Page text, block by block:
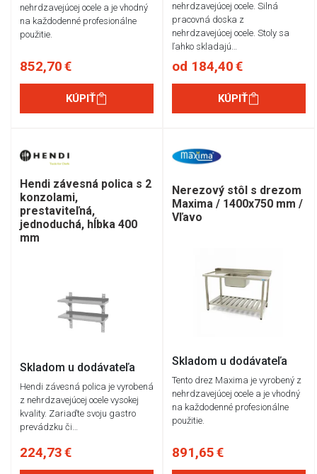
nehrdzavejúcej ocele a je vhodný
na každodenné profesionálne
použitie.
852,70 €
KÚPIŤ
nehrdzavejúcej ocele. Silná
pracovná doska z
nehrdzavejúcej ocele. Stoly sa
ľahko skladajú…
od 184,40 €
KÚPIŤ
Hendi závesná polica s 2
konzolami,
prestaviteľná,
jednoduchá, hĺbka 400
mm
Skladom u dodávateľa
Hendi závesná polica je vyrobená
z nehrdzavejúcej ocele vysokej
kvality. Zariaďte svoju gastro
prevádzku či…
224,73 €
Nerezový stôl s drezom
Maxima / 1400x750 mm /
Vľavo
Skladom u dodávateľa
Tento drez Maxima je vyrobený z
nehrdzavejúcej ocele a je vhodný
na každodenné profesionálne
použitie.
891,65 €